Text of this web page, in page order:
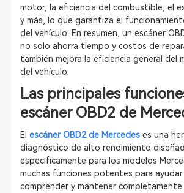
motor, la eficiencia del combustible, el
y más, lo que garantiza el
del vehículo. En resumen, un escáner
no solo ahorra tiempo y costos de
también mejora la eficiencia general del
del vehículo.
Las principales
escáner OBD2 de
El escáner OBD2 de Mercedeses una
diagnóstico de alto rendimiento
específicamente para los modelos
muchas funciones potentes para
comprender y mantener